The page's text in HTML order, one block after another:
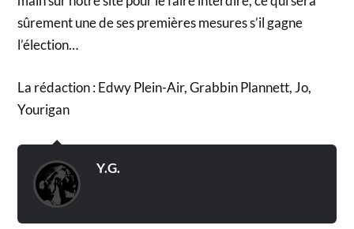
sûrement une de ses premières mesures s’il gagne
l’élection…
La rédaction : Edwy Plein-Air, Grabbin Plannett, Jo,
Yourigan
Y.G.